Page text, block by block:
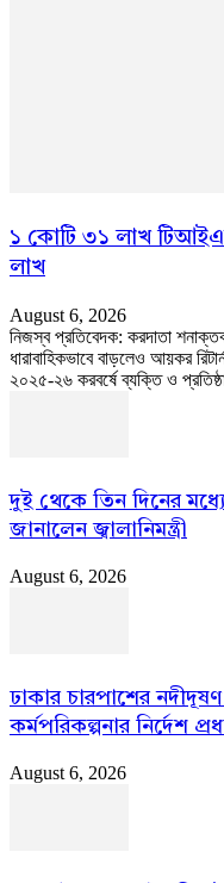
১ কোটি ৩১ লাখ
লাখ
August 6, 2026
নিজস্ব প্রতিবেদক: করদাতা
ধারাবাহিকভাবে বাড়লেও আয়কর
২০২৫-২৬ করবর্ষে ব্যক্তি ও
দুই থেকে তিন দিনের
জানালেন জ্বালানিমন্ত্রী
August 6, 2026
ঢাকার চারপাশের
কর্মপরিকল্পনার নির্দেশ
August 6, 2026